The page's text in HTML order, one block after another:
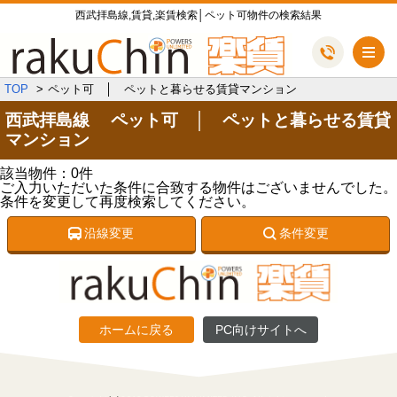
西武拝島線,賃貸,楽賃検索│ペット可物件の検索結果
TOP ペット可 │ ペットと暮らせる賃貸マンション
西武拝島線 ペット可 │ ペットと暮らせる賃貸
マンション
該当物件：0件
ご入力いただいた条件に合致する物件はございませんでした。
条件を変更して再度検索してください。
沿線変更 条件変更
ホームに戻る PC向けサイトへ